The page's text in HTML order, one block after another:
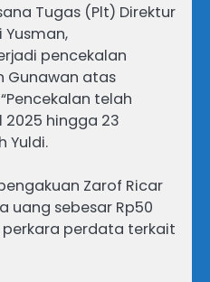
Tugas (Plt) Direktur
Yusman,
pencekalan
Gunawan atas
telah
2025 hingga 23
Yuldi.
Zarof Ricar
uang sebesar Rp50
perdata terkait